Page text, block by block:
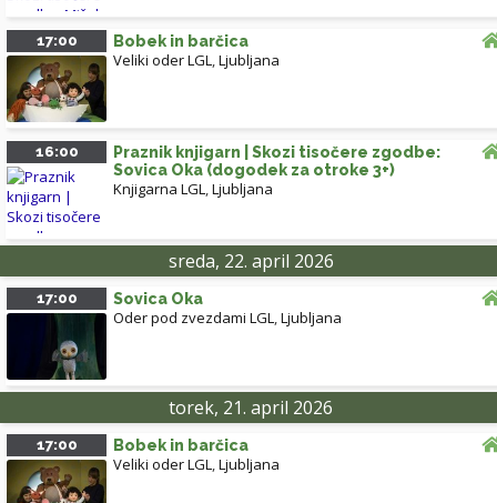
17:00 Bobek in barčica
Veliki oder LGL,Ljubljana
16:00
Praznik knjigarn | Skozi tisočere zgodbe:
Sovica Oka (dogodek za otroke 3+)
Knjigarna LGL,Ljubljana
sreda, 22. april 2026
17:00 Sovica Oka
Oder pod zvezdami LGL,Ljubljana
torek, 21. april 2026
17:00 Bobek in barčica
Veliki oder LGL,Ljubljana